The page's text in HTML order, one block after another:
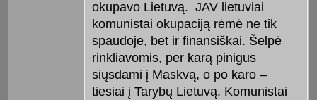
okupavo Lietuvą. JAV lietuviai
komunistai okupaciją rėmė ne tik
spaudoje, bet ir finansiškai. Šelpė
rinkliavomis, per karą pinigus
siųsdami į Maskvą, o po karo –
tiesiai į Tarybų Lietuvą. Komunistai